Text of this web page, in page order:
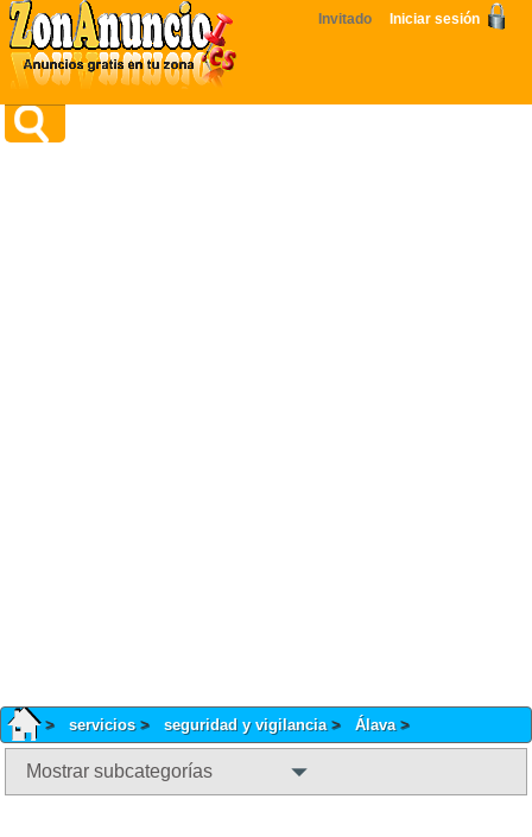
Invitado Iniciar sesión
servicios seguridad y vigilancia Álava
Mostrar subcategorías